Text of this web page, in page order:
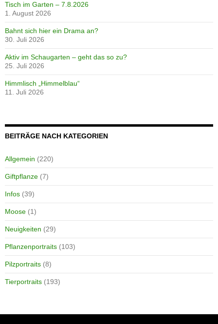
Tisch im Garten – 7.8.2026
1. August 2026
Bahnt sich hier ein Drama an?
30. Juli 2026
Aktiv im Schaugarten – geht das so zu?
25. Juli 2026
Himmlisch „Himmelblau“
11. Juli 2026
BEITRÄGE NACH KATEGORIEN
Allgemein (220)
Giftpflanze (7)
Infos (39)
Moose (1)
Neuigkeiten (29)
Pflanzenportraits (103)
Pilzportraits (8)
Tierportraits (193)